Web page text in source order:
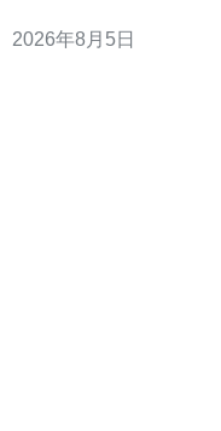
速决策并减少试错成本。 香港服务器托管的主要费用构成
2026年8月5日